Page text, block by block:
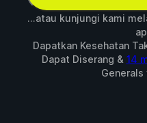
...atau kunjungi kami
Dapatkan Kesehatan
Dapat Diserang & 14
Generals